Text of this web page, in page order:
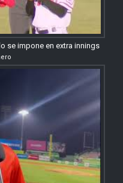
se impone en extra innings